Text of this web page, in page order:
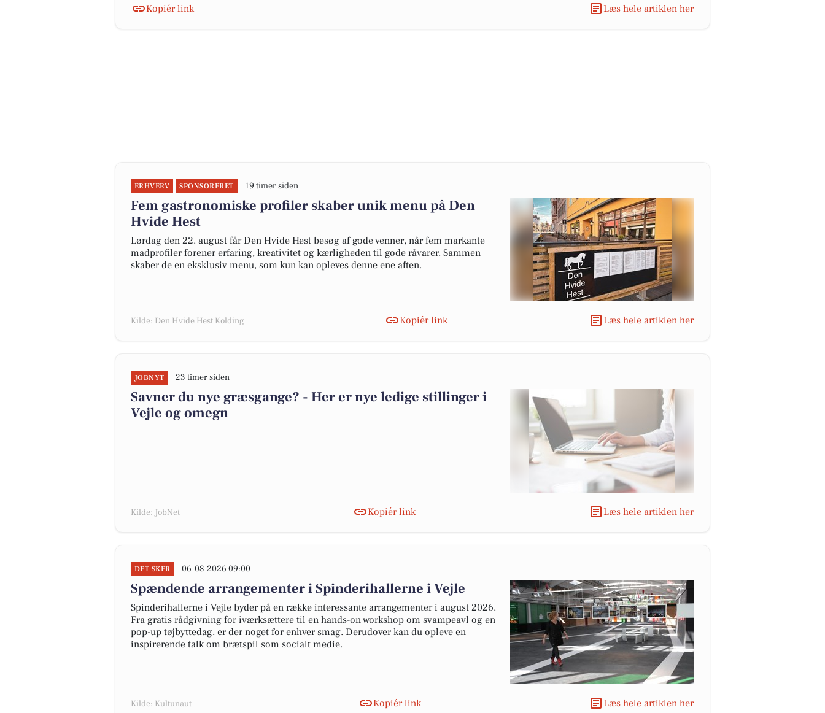
Kopiér link Læs hele artiklen her
ERHVERV SPONSORERET 19 timer siden
Fem gastronomiske profiler skaber unik menu på Den
Hvide Hest
Lørdag den 22. august får Den Hvide Hest besøg af gode venner, når fem markante
madprofiler forener erfaring, kreativitet og kærligheden til gode råvarer. Sammen
skaber de en eksklusiv menu, som kun kan opleves denne ene aften.
Kilde: Den Hvide Hest Kolding Kopiér link Læs hele artiklen her
JOBNYT 23 timer siden
Savner du nye græsgange? - Her er nye ledige stillinger i
Vejle og omegn
Kilde: JobNet Kopiér link Læs hele artiklen her
DET SKER 06-08-2026 09:00
Spændende arrangementer i Spinderihallerne i Vejle
Spinderihallerne i Vejle byder på en række interessante arrangementer i august 2026.
Fra gratis rådgivning for iværksættere til en hands-on workshop om svampeavl og en
pop-up tøjbyttedag, er der noget for enhver smag. Derudover kan du opleve en
inspirerende talk om brætspil som socialt medie.
Kilde: Kultunaut Kopiér link Læs hele artiklen her